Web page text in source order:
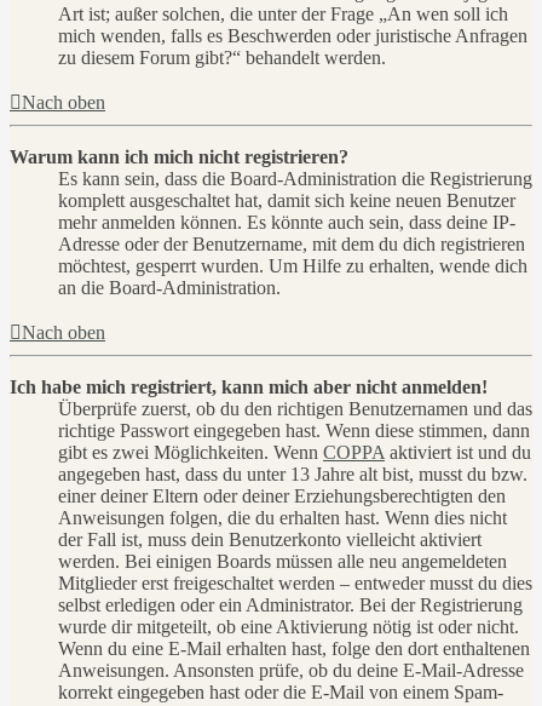
Art ist; außer solchen, die unter der Frage „An wen soll ich
mich wenden, falls es Beschwerden oder juristische Anfragen
zu diesem Forum gibt?“ behandelt werden.
Nach oben
Warum kann ich mich nicht registrieren?
Es kann sein, dass die Board-Administration die Registrierung
komplett ausgeschaltet hat, damit sich keine neuen Benutzer
mehr anmelden können. Es könnte auch sein, dass deine IP-
Adresse oder der Benutzername, mit dem du dich registrieren
möchtest, gesperrt wurden. Um Hilfe zu erhalten, wende dich
an die Board-Administration.
Nach oben
Ich habe mich registriert, kann mich aber nicht anmelden!
Überprüfe zuerst, ob du den richtigen Benutzernamen und das
richtige Passwort eingegeben hast. Wenn diese stimmen, dann
gibt es zwei Möglichkeiten. Wenn COPPA aktiviert ist und du
angegeben hast, dass du unter 13 Jahre alt bist, musst du bzw.
einer deiner Eltern oder deiner Erziehungsberechtigten den
Anweisungen folgen, die du erhalten hast. Wenn dies nicht
der Fall ist, muss dein Benutzerkonto vielleicht aktiviert
werden. Bei einigen Boards müssen alle neu angemeldeten
Mitglieder erst freigeschaltet werden – entweder musst du dies
selbst erledigen oder ein Administrator. Bei der Registrierung
wurde dir mitgeteilt, ob eine Aktivierung nötig ist oder nicht.
Wenn du eine E-Mail erhalten hast, folge den dort enthaltenen
Anweisungen. Ansonsten prüfe, ob du deine E-Mail-Adresse
korrekt eingegeben hast oder die E-Mail von einem Spam-